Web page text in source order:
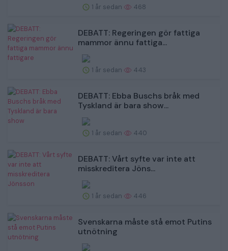
1 år sedan 468
DEBATT: Regeringen gör fattiga
mammor ännu fattiga...
1 år sedan 443
DEBATT: Ebba Buschs bråk med
Tyskland är bara show...
1 år sedan 440
DEBATT: Vårt syfte var inte att
misskreditera Jöns...
1 år sedan 446
Svenskarna måste stå emot Putins
utnötning